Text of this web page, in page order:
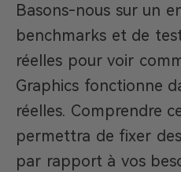
Basons-nous sur un
benchmarks et de
réelles pour voir
Graphics fonctionne
réelles. Comprendre
permettra de fixer
par rapport à vos